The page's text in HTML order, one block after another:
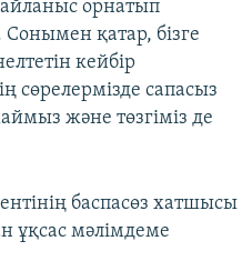
орнатып
Сонымен қатар, бізге
кейбір
сөрелермізде сапасыз
және төзгіміз де
баспасөз хатшысы
ұқсас мәлімдеме